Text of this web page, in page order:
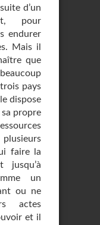
d’un
pour
endurer
Mais il
que
pays
dispose
sa propre
plusieurs
faire la
jusqu’à
un
ou ne
actes
et il